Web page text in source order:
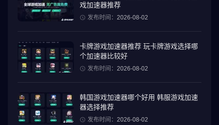
深度体验工资帽模式，在这个模式中，策略性阵容构建是重中之
而《NBA 2K24》将在2025年12月停运，现在是进入《NBA 2K25》
梦幻球队，体验最新功能和更新的最佳时机。
使用你的Xbox或PlayStation账户进行验证，开启移动端和主机之间
戏加速器推荐
发布时间： 2026-08-02
卡牌游戏加速器推荐 玩卡牌游戏选择哪
个加速器比较好
发布时间： 2026-08-02
韩国游戏加速器哪个好用 韩服游戏加速
器选择推荐
发布时间： 2026-08-02